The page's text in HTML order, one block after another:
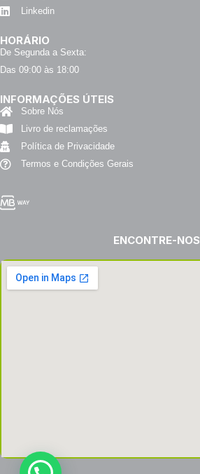
Linkedin
HORÁRIO
De Segunda a Sexta:
Das 09:00 às 18:00
INFORMAÇÕES ÚTEIS
Sobre Nós
Livro de reclamações
Política de Privacidade
Termos e Condições Gerais
ENCONTRE-NOS